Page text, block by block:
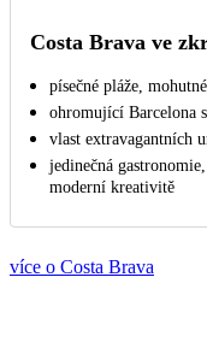
Costa Brava ve
písečné pláže,
ohromující Barcelona
vlast extravagantních
jedinečná
moderní kreativitě
více o Costa Brava